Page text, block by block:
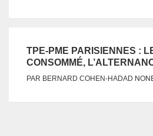
TPE-PME PARISIENNES :
CONSOMMÉ,
PAR BERNARD COHEN-HADAD